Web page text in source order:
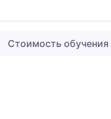
Стоимость обучения